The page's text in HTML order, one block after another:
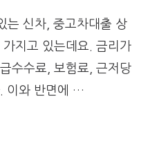
는 신차, 중고차대출 상
지고 있는데요. 금리가
수수료, 보험료, 근저당
이와 반면에 …